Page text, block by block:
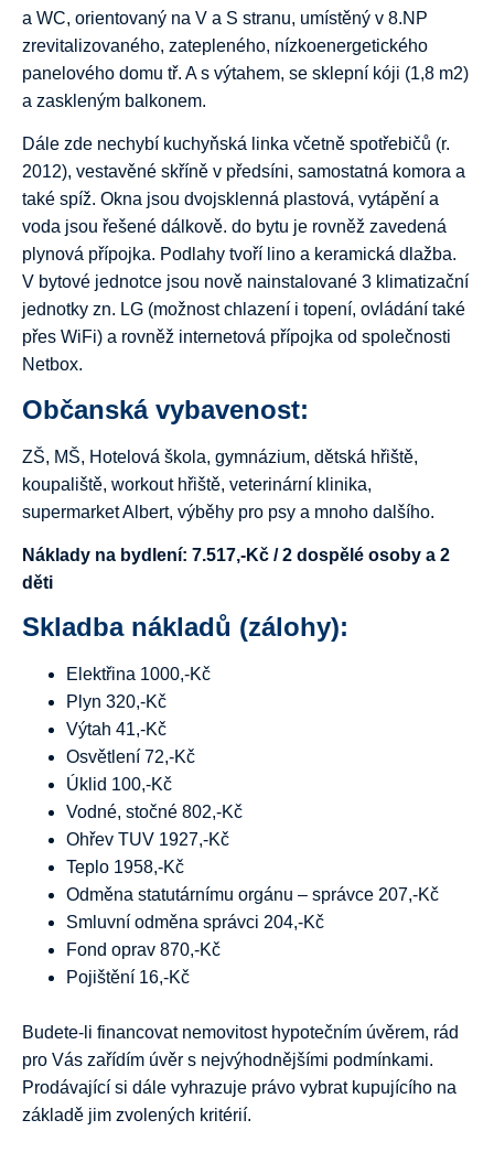
a WC, orientovaný na V a S stranu, umístěný v 8.NP
zrevitalizovaného, zatepleného, nízkoenergetického
panelového domu tř. A s výtahem, se sklepní kóji (1,8 m2)
a zaskleným balkonem.
Dále zde nechybí kuchyňská linka včetně spotřebičů (r.
2012), vestavěné skříně v předsíni, samostatná komora a
také spíž. Okna jsou dvojsklenná plastová, vytápění a
voda jsou řešené dálkově. do bytu je rovněž zavedená
plynová přípojka. Podlahy tvoří lino a keramická dlažba.
V bytové jednotce jsou nově nainstalované 3 klimatizační
jednotky zn. LG (možnost chlazení i topení, ovládání také
přes WiFi) a rovněž internetová přípojka od společnosti
Netbox.
Občanská vybavenost:
ZŠ, MŠ, Hotelová škola, gymnázium, dětská hřiště,
koupaliště, workout hřiště, veterinární klinika,
supermarket Albert, výběhy pro psy a mnoho dalšího.
Náklady na bydlení: 7.517,-Kč / 2 dospělé osoby a 2
děti
Skladba nákladů (zálohy):
Elektřina 1000,-Kč
Plyn 320,-Kč
Výtah 41,-Kč
Osvětlení 72,-Kč
Úklid 100,-Kč
Vodné, stočné 802,-Kč
Ohřev TUV 1927,-Kč
Teplo 1958,-Kč
Odměna statutárnímu orgánu – správce 207,-Kč
Smluvní odměna správci 204,-Kč
Fond oprav 870,-Kč
Pojištění 16,-Kč
Budete-li financovat nemovitost hypotečním úvěrem, rád
pro Vás zařídím úvěr s nejvýhodnějšími podmínkami.
Prodávající si dále vyhrazuje právo vybrat kupujícího na
základě jim zvolených kritérií.